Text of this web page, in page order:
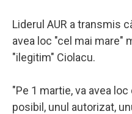
Liderul AUR a transmis
avea loc "cel mai mare"
"ilegitim" Ciolacu.
"Pe 1 martie, va avea
posibil, unul autorizat,